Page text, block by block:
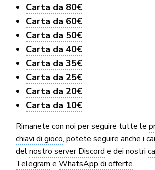
Carta da 80€
Carta da 60€
Carta da 50€
Carta da 40€
Carta da 35€
Carta da 25€
Carta da 20€
Carta da 10€
Rimanete con noi per seguire tutte le
chiavi di gioco, potete seguire anche i
delnostro server Discord e dei nostri
Telegram e WhatsApp di offerte.